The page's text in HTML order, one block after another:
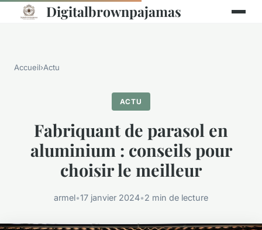
Digitalbrownpajamas
Accueil›Actu
ACTU
Fabriquant de parasol en
aluminium : conseils pour
choisir le meilleur
armel•17 janvier 2024•2 min de lecture